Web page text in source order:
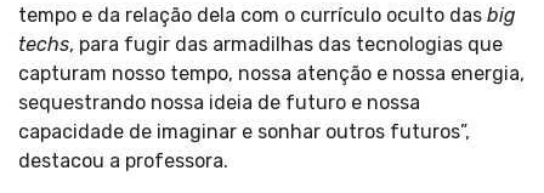
tempo e da relação dela com o currículo oculto das big
techs, para fugir das armadilhas das tecnologias que
capturam nosso tempo, nossa atenção e nossa energia,
sequestrando nossa ideia de futuro e nossa
capacidade de imaginar e sonhar outros futuros”,
destacou a professora.